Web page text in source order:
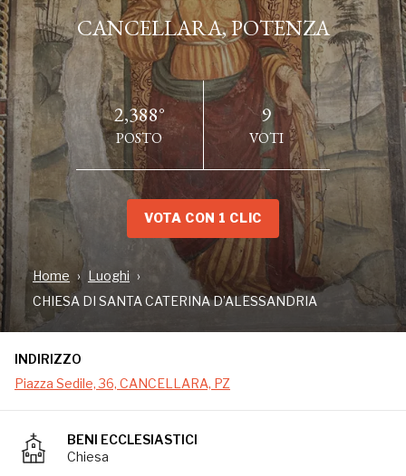
CANCELLARA, POTENZA
2,388°
POSTO
9
VOTI
VOTA CON 1 CLIC
Home
Luoghi
CHIESA DI SANTA CATERINA D’ALESSANDRIA
INDIRIZZO
Piazza Sedile, 36, CANCELLARA, PZ
BENI ECCLESIASTICI
Chiesa
INDIRIZZO
Piazza Sedile, 36, CANCELLARA, PZ
borgo, custodisce al suo interno splendidi affreschi del XVI
secolo ad opera di Giovanni Todisco e Giovanni Luce da